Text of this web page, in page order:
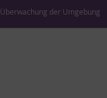
Über­wa­chung der Um­ge­bung